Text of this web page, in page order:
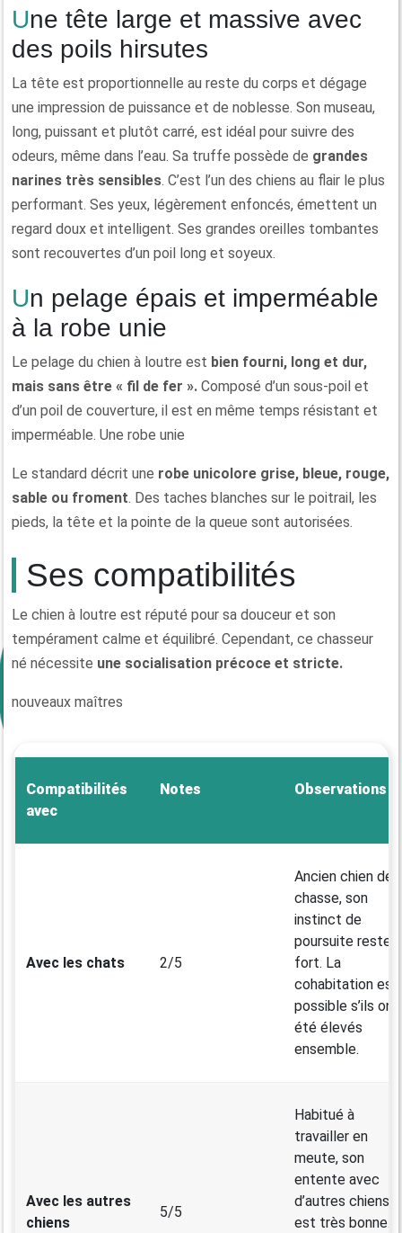
Une tête large et massive avec
des poils hirsutes
La tête est proportionnelle au reste du corps et dégage
une impression de puissance et de noblesse. Son museau,
long, puissant et plutôt carré, est idéal pour suivre des
odeurs, même dans l’eau. Sa truffe possède de grandes
narines très sensibles. C’est l’un des chiens au flair le plus
performant. Ses yeux, légèrement enfoncés, émettent un
regard doux et intelligent. Ses grandes oreilles tombantes
sont recouvertes d’un poil long et soyeux.
Un pelage épais et imperméable
à la robe unie
Le pelage du chien à loutre est bien fourni, long et dur,
mais sans être « fil de fer ». Composé d’un sous-poil et
d’un poil de couverture, il est en même temps résistant et
imperméable. Une robe unie
Le standard décrit une robe unicolore grise, bleue, rouge,
sable ou froment. Des taches blanches sur le poitrail, les
pieds, la tête et la pointe de la queue sont autorisées.
Ses compatibilités
Le chien à loutre est réputé pour sa douceur et son
tempérament calme et équilibré. Cependant, ce chasseur
né nécessite une socialisation précoce et stricte.
nouveaux maîtres
Compatibilités
avec
Notes Observations
Avec les chats 2/5
Ancien chien de
chasse, son
instinct de
poursuite reste
fort. La
cohabitation est
possible s’ils ont
été élevés
ensemble.
Avec les autres
chiens
5/5
Habitué à
travailler en
meute, son
entente avec
d’autres chiens
est très bonne.